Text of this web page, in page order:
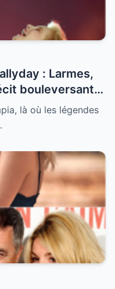
: Larmes,
bouleversant
à Johnny à
là où les légendes